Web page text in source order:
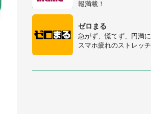
報満載！
ゼロまる
急がず、慌てず、円満に
スマホ疲れのストレッチ